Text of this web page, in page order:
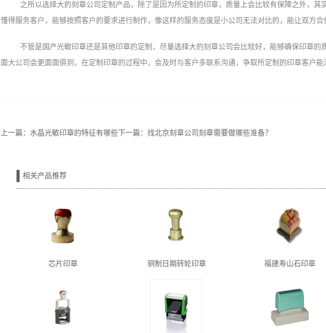
之所以选择大的刻章公司定制产品，除了是因为所定制的印章，质量上会比较有保障之外，其
懂得服务客户，能够按照客户的要求进行制作，像这样的服务态度是小公司无法对比的，能让双方合
不管是国产光敏印章还是其他印章的定制，尽量选择大的刻章公司会比较好，能够确保印章的
面大公司会更面面俱到，在定制印章的过程中，会及时与客户多联系沟通，争取所定制的印章客户能
上一篇：水晶光敏印章的特征有哪些 下一篇：找北京刻章公司刻章需要做哪些准备？
相关产品推荐
芯片印章 铜制日期转轮印章 福建寿山石印章